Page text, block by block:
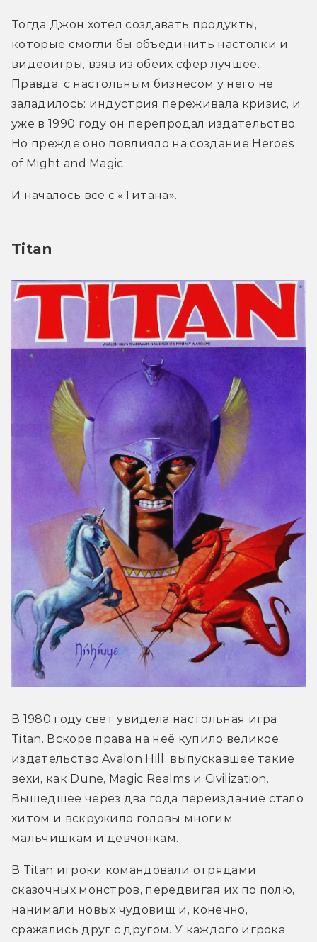
Тогда Джон хотел создавать продукты,
которые смогли бы объединить настолки и
видеоигры, взяв из обеих сфер лучшее.
Правда, с настольным бизнесом у него не
заладилось: индустрия переживала кризис, и
уже в 1990 году он перепродал издательство.
Но прежде оно повлияло на создание Heroes
of Might and Magic.
И началось всё с «Титана».
Titan
В 1980 году свет увидела настольная игра
Titan. Вскоре права на неё купило великое
издательство Avalon Hill, выпускавшее такие
вехи, как Dune, Magic Realms и Civilization.
Вышедшее через два года переиздание стало
хитом и вскружило головы многим
мальчишкам и девчонкам.
В Titan игроки командовали отрядами
сказочных монстров, передвигая их по полю,
нанимали новых чудовищ и, конечно,
сражались друг с другом. У каждого игрока